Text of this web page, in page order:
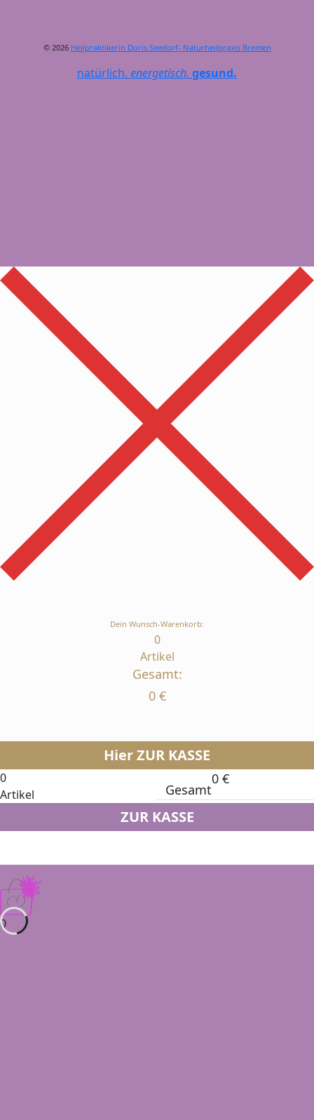
© 2026 Heilpraktikerin Doris Seedorf- Naturheilpraxis Bremen
natürlich. energetisch. gesund.
Dein Wunsch-Warenkorb:
0
Artikel
Gesamt:
0 €
Hier ZUR KASSE
0
Artikel
Gesamt
0 €
ZUR KASSE
0